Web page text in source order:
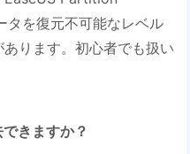
タを復元不可能なレベル
ります。初心者でも扱い
きますか？